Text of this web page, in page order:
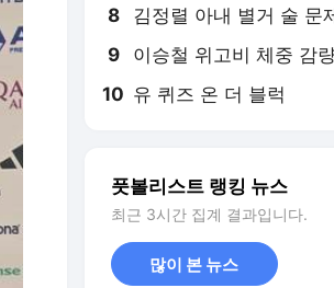
8 김정렬 아내 별거 술 문
9 이승철 위고비 체중 감
10 유 퀴즈 온 더 블럭
풋볼리스트 랭킹 뉴스
최근 3시간 집계 결과입니다.
많이 본 뉴스